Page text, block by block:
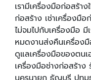
เรามีเครื่องมือก่อสร้า
ก่อสร้าง เช่าเครื่องมือ
ไม่จมไปกับเครื่องมือ มี
หมดงานส่งคืนเครื่องมื
ดูแลเครื่องมือของตนเอ
เครื่องมือช่างก่อสร้าง